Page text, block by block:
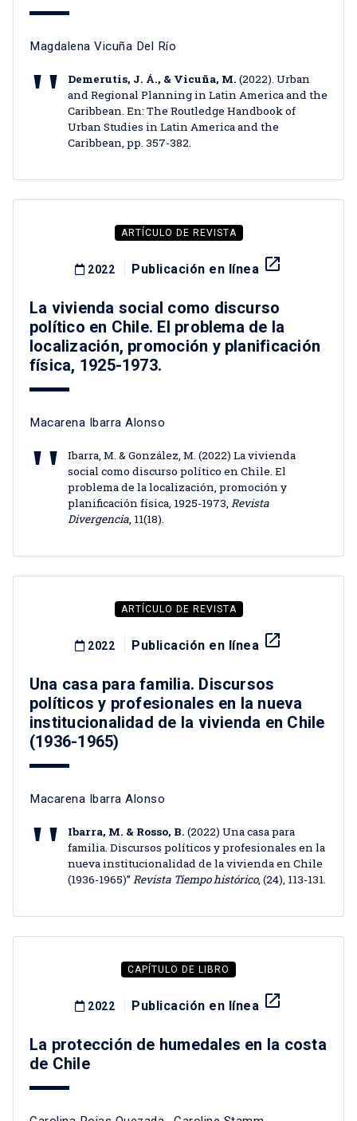
Magdalena Vicuña Del Río
Demerutis, J. Á., & Vicuña, M. (2022). Urban
and Regional Planning in Latin America and the
Caribbean. En: The Routledge Handbook of
Urban Studies in Latin America and the
Caribbean, pp. 357-382.
ARTÍCULO DE REVISTA
2022 Publicación en línea launch
La vivienda social como discurso
político en Chile. El problema de la
localización, promoción y planificación
física, 1925-1973.
Macarena Ibarra Alonso
Ibarra, M. & González, M. (2022) La vivienda
social como discurso político en Chile. El
problema de la localización, promoción y
planificación física, 1925-1973, Revista
Divergencia, 11(18).
ARTÍCULO DE REVISTA
2022 Publicación en línea launch
Una casa para familia. Discursos
políticos y profesionales en la nueva
institucionalidad de la vivienda en Chile
(1936-1965)
Macarena Ibarra Alonso
Ibarra, M. & Rosso, B. (2022) Una casa para
familia. Discursos políticos y profesionales en la
nueva institucionalidad de la vivienda en Chile
(1936-1965)” Revista Tiempo histórico, (24), 113-131.
CAPÍTULO DE LIBRO
2022 Publicación en línea launch
La protección de humedales en la costa
de Chile